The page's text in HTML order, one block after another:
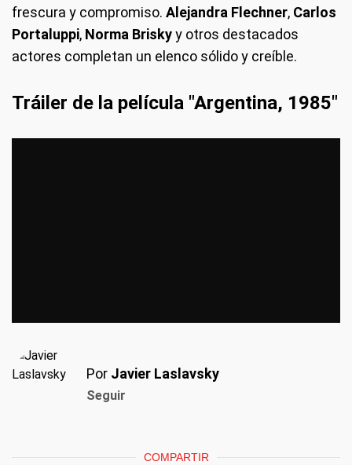
frescura y compromiso. Alejandra Flechner, Carlos
Portaluppi, Norma Briskyy otros destacados
actores completan un elenco sólido y creíble.
Tráiler de la película "Argentina, 1985"
Por Javier Laslavsky
Seguir
COMPARTIR